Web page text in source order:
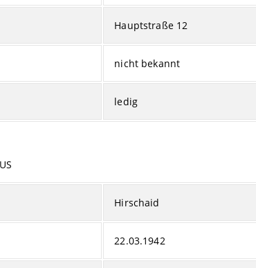
Hauptstraße 12
nicht bekannt
ledig
Hirschaid
22.03.1942